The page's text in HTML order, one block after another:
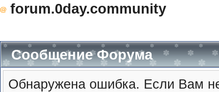
forum.0day.community
Сообщение Форума
Обнаружена ошибка. Если Вам